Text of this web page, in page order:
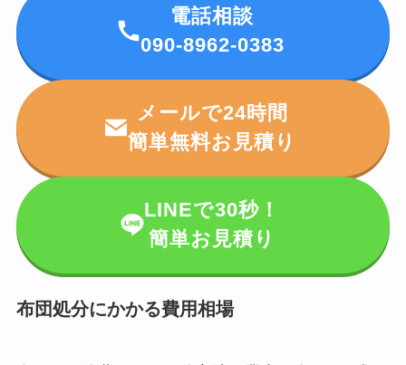
電話相談
090-8962-0383
メールで24時間
簡単無料お見積り
LINEで30秒！
簡単お見積り
布団処分にかかる費用相場